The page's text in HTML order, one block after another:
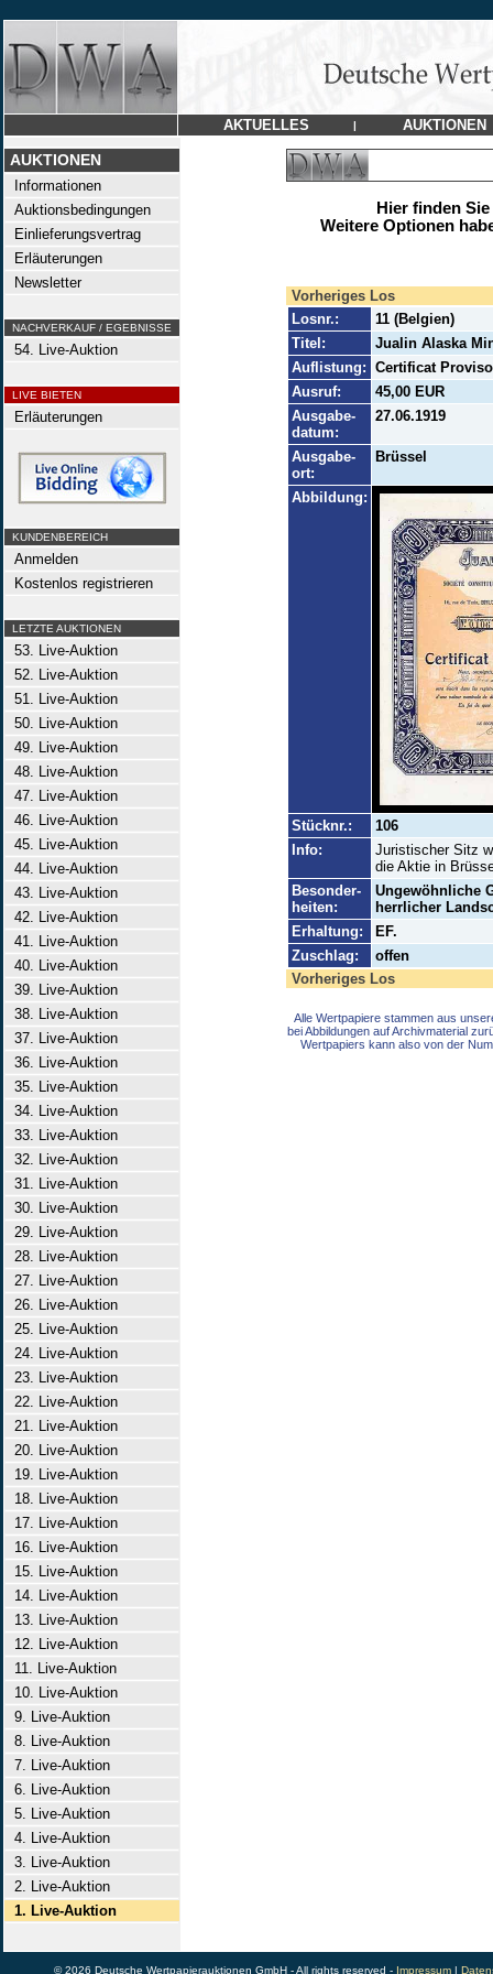
AKTUELLES | AUKTIONEN
AUKTIONEN
Informationen
Auktionsbedingungen
Einlieferungsvertrag
Erläuterungen
Newsletter
NACHVERKAUF / EGEBNISSE
54. Live-Auktion
LIVE BIETEN
Erläuterungen
KUNDENBEREICH
Anmelden
Kostenlos registrieren
LETZTE AUKTIONEN
53. Live-Auktion
52. Live-Auktion
51. Live-Auktion
50. Live-Auktion
49. Live-Auktion
48. Live-Auktion
47. Live-Auktion
46. Live-Auktion
45. Live-Auktion
44. Live-Auktion
43. Live-Auktion
42. Live-Auktion
41. Live-Auktion
40. Live-Auktion
39. Live-Auktion
38. Live-Auktion
37. Live-Auktion
36. Live-Auktion
35. Live-Auktion
34. Live-Auktion
33. Live-Auktion
32. Live-Auktion
31. Live-Auktion
30. Live-Auktion
29. Live-Auktion
28. Live-Auktion
27. Live-Auktion
26. Live-Auktion
25. Live-Auktion
24. Live-Auktion
23. Live-Auktion
22. Live-Auktion
21. Live-Auktion
20. Live-Auktion
19. Live-Auktion
18. Live-Auktion
17. Live-Auktion
16. Live-Auktion
15. Live-Auktion
14. Live-Auktion
13. Live-Auktion
12. Live-Auktion
11. Live-Auktion
10. Live-Auktion
9. Live-Auktion
8. Live-Auktion
7. Live-Auktion
6. Live-Auktion
5. Live-Auktion
4. Live-Auktion
3. Live-Auktion
2. Live-Auktion
1. Live-Auktion
Hier finden
Weitere Optionen
Vorheriges Los
Losnr.:
11 (Belgien)
Titel:
Jualin Alaska
Auflistung: Certificat
Ausruf:
45,00 EUR
Ausgabe-
datum:
27.06.1919
Ausgabe-
ort:
Brüssel
Abbildung:
Stücknr.:
106
Info:
Juristischer Sitz
die Aktie in
Besonder-
heiten:
Ungewöhnliche
herrlicher
Erhaltung:
EF.
Zuschlag:
offen
Vorheriges Los
Alle Wertpapiere stammen aus
bei Abbildungen auf Archivmaterial
Wertpapiers kann also von der
© 2026 Deutsche Wertpapierauktionen GmbH - All rights reserved - Impressum|